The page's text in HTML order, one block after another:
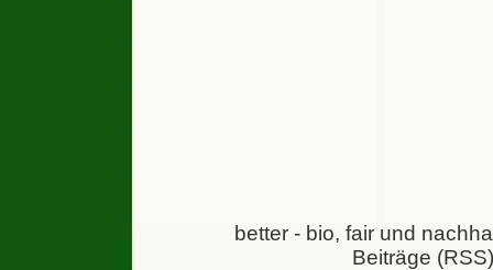
better - bio, fair und
Beiträge (RSS)